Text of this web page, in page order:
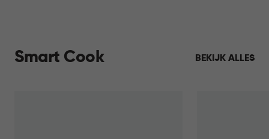
Smart Cook BEKIJK ALLES